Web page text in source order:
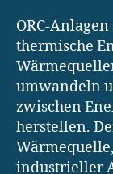
ORC-
thermische
umwandeln
zwischen
herstellen.
industrieller